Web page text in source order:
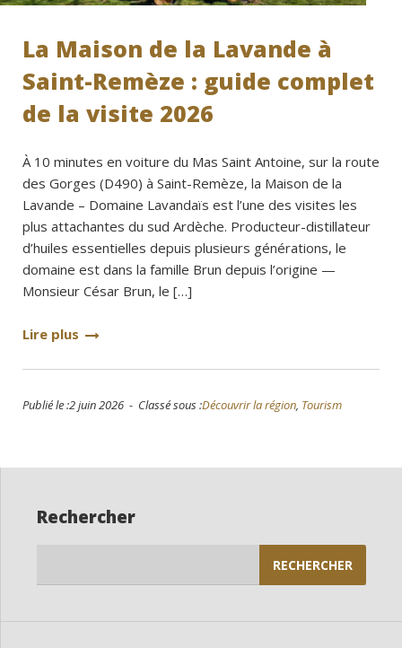
La Maison de la Lavande à
Saint-Remèze : guide complet
de la visite 2026
À 10 minutes en voiture du Mas Saint Antoine, sur la route
des Gorges (D490) à Saint-Remèze, la Maison de la
Lavande – Domaine Lavandaïs est l’une des visites les
plus attachantes du sud Ardèche. Producteur-distillateur
d’huiles essentielles depuis plusieurs générations, le
domaine est dans la famille Brun depuis l’origine —
Monsieur César Brun, le […]
Lire plus
Publié le :2 juin 2026 - Classé sous :Découvrir la région, Tourism
Rechercher